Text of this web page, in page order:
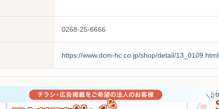
0268-25-6666
https://www.dcm-hc.co.jp/shop/detail/13_0109.html